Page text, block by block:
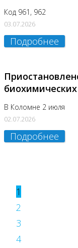
Код 961, 962
03.07.2026
Подробнее
В Коломне 2 июля
02.07.2026
Подробнее
1
2
3
4